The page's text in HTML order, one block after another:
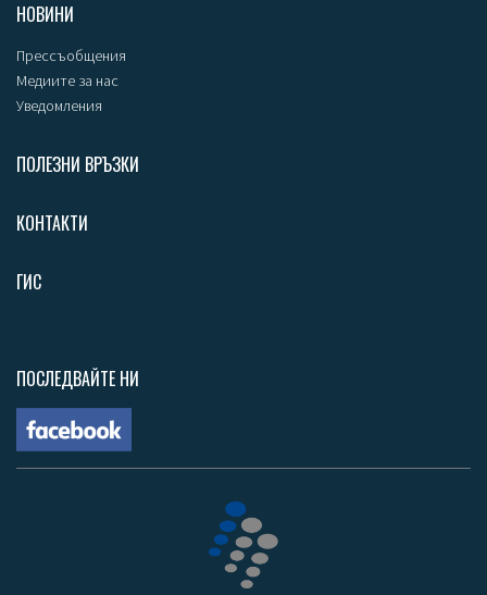
НОВИНИ
Прессъобщения
Медиите за нас
Уведомления
ПОЛЕЗНИ ВРЪЗКИ
КОНТАКТИ
ГИС
ПОСЛЕДВАЙТЕ НИ